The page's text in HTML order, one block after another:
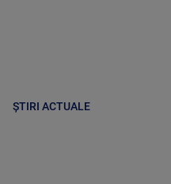
ȘTIRI ACTUALE